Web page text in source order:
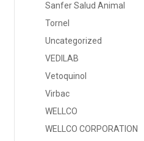
Sanfer Salud Animal
Tornel
Uncategorized
VEDILAB
Vetoquinol
Virbac
WELLCO
WELLCO CORPORATION